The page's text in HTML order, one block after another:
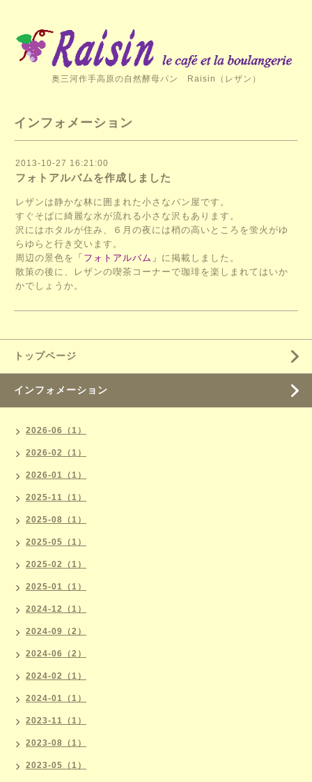
奥三河作手高原の自然酵母パン Raisin（レザン）
インフォメーション
2013-10-27 16:21:00
フォトアルバムを作成しました
レザンは静かな林に囲まれた小さなパン屋です。
すぐそばに綺麗な水が流れる小さな沢もあります。
沢にはホタルが住み、６月の夜には梢の高いところを蛍火がゆ
らゆらと行き交います。
周辺の景色を 「フォトアルバム」 に掲載しました。
散策の後に、レザンの喫茶コーナーで珈琲を楽しまれてはいか
かでしょうか。
トップページ
インフォメーション
2026-06（1）
2026-02（1）
2026-01（1）
2025-11（1）
2025-08（1）
2025-05（1）
2025-02（1）
2025-01（1）
2024-12（1）
2024-09（2）
2024-06（2）
2024-02（1）
2024-01（1）
2023-11（1）
2023-08（1）
2023-05（1）